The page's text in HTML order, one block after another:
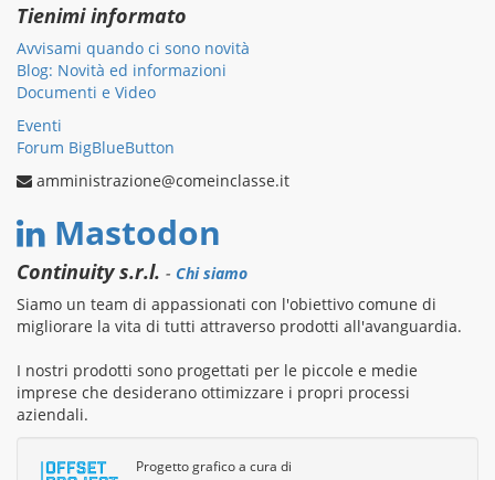
Tienimi informato
Avvisami quando ci sono novità
Blog: Novità ed informazioni
Documenti e Video
Eventi
Forum BigBlueButton
amministrazione@comeinclasse.it
Mastodon
Continuity s.r.l. - Chi siamo
Siamo un team di appassionati con l'obiettivo comune di
migliorare la vita di tutti attraverso prodotti all'avanguardia.
I nostri prodotti sono progettati per le piccole e medie
imprese che desiderano ottimizzare i propri processi
aziendali.
Progetto grafico a cura di